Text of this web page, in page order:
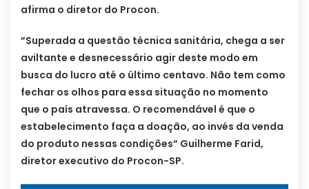
afirma o diretor do Procon.
”Superada a questão técnica sanitária, chega a ser
aviltante e desnecessário agir deste modo em
busca do lucro até o último centavo. Não tem como
fechar os olhos para essa situação no momento
que o país atravessa. O recomendável é que o
estabelecimento faça a doação, ao invés da venda
do produto nessas condições” Guilherme Farid,
diretor executivo do Procon-SP.